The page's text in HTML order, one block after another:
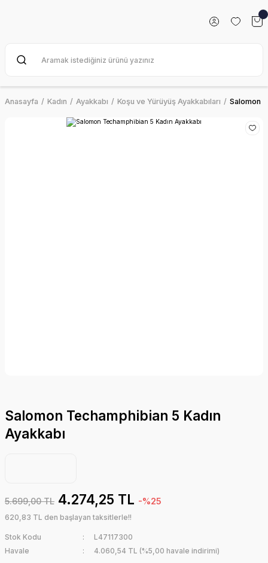
Anasayfa Kadın Ayakkabı Koşu ve Yürüyüş Ayakkabıları Salomon
Salomon Techamphibian 5 Kadın
Ayakkabı
5.699,00 TL 4.274,25 TL -%25
620,83 TL den başlayan taksitlerle!!
Stok Kodu
L47117300
Havale
4.060,54 TL (%5,00 havale indirimi)